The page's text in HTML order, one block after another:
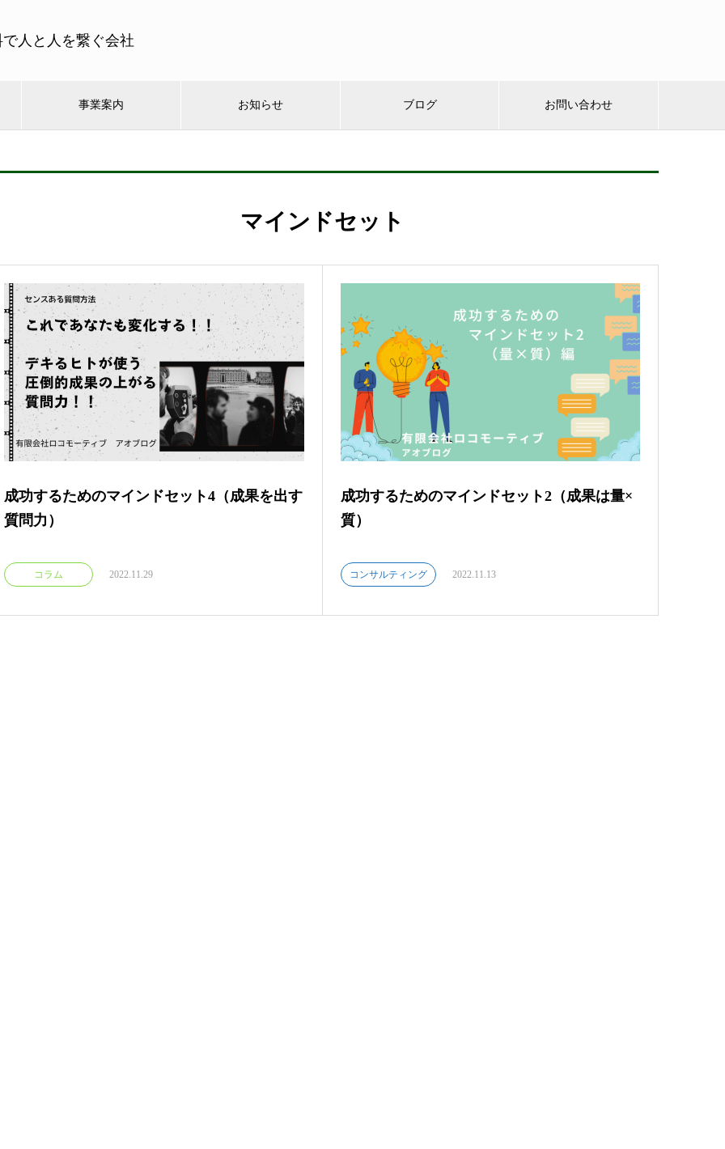
人と人を繋ぐ会社
事業案内 お知らせ ブログ お問い合わせ
マインドセット
成功するためのマインドセット4（成果を出す
質問力）
コラム 2022.11.29
成功するためのマインドセット2（成果は量×
質）
コンサルティング 2022.11.13